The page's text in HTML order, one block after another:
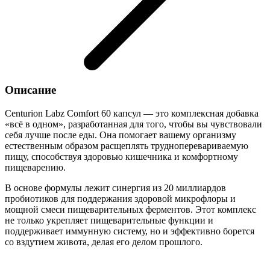
Описание
Centurion Labz Comfort 60 капсул — это комплексная добавка
«всё в одном», разработанная для того, чтобы вы чувствовали
себя лучше после еды. Она помогает вашему организму
естественным образом расщеплять трудноперевариваемую
пищу, способствуя здоровью кишечника и комфортному
пищеварению.
В основе формулы лежит синергия из 20 миллиардов
пробиотиков для поддержания здоровой микрофлоры и
мощной смеси пищеварительных ферментов. Этот комплекс
не только укрепляет пищеварительные функции и
поддерживает иммунную систему, но и эффективно борется
со вздутием живота, делая его делом прошлого.